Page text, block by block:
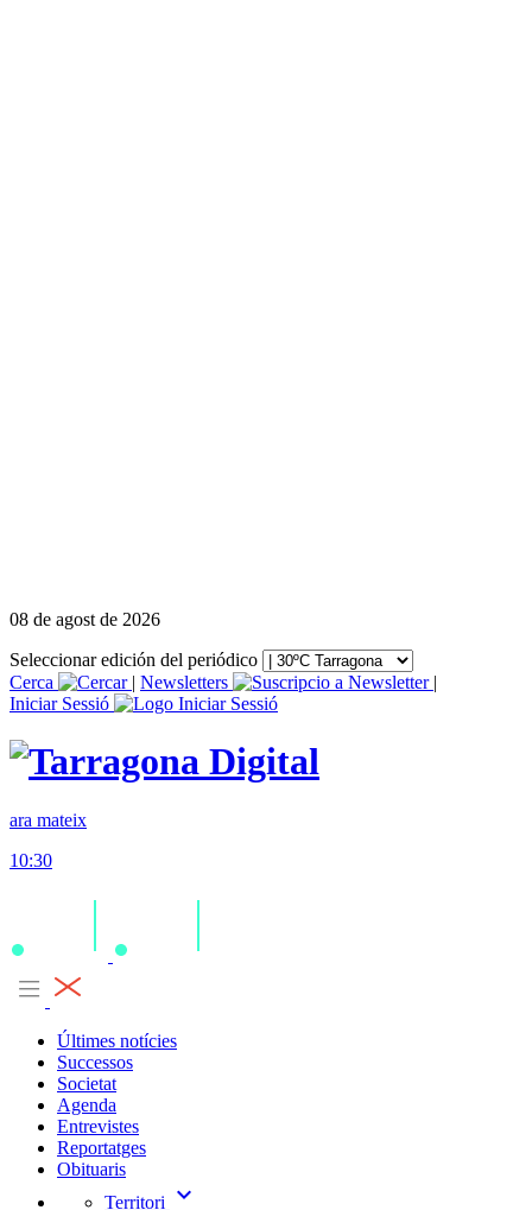
08 de agost de 2026
Seleccionar edición del periódico
Cerca
| Newsletters
|
Iniciar Sessió
ara mateix
10:30
Últimes notícies
Successos
Societat
Agenda
Entrevistes
Reportatges
Obituaris
Territori
expand_more